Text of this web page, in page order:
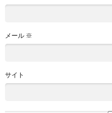
メール ※
サイト